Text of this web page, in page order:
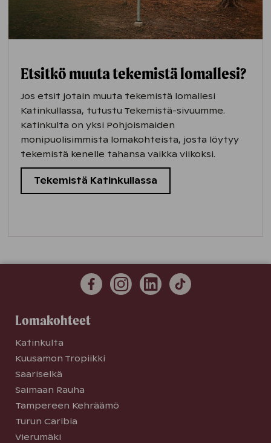
Etsitkö muuta tekemistä lomallesi?
Jos etsit jotain muuta tekemistä lomallesi
Katinkullassa, tutustu Tekemistä-sivuumme.
Katinkulta on yksi Pohjoismaiden
monipuolisimmista lomakohteista, josta löytyy
tekemistä kenelle tahansa vaikka viikoksi.
Tekemistä Katinkullassa
Lomakohteet
Katinkulta
Kuusamon Tropiikki
Saariselkä
Saimaan Rauha
Tampereen Kehräämö
Turun Caribia
Vierumäki